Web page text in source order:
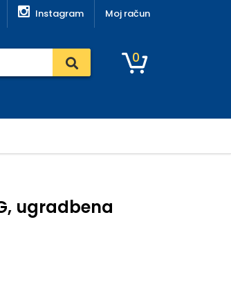
Instagram Moj račun
0
ugradbena